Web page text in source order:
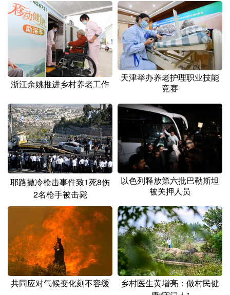
Русский язык 日本語 한국어
Deutsch Português
浙江余姚推进乡村养老工作
天津举办养老护理职业技能
竞赛
耶路撒冷枪击事件致1死8伤
2名枪手被击毙
以色列释放第六批巴勒斯坦
被关押人员
共同应对气候变化刻不容缓
乡村医生黄增亮：做村民健